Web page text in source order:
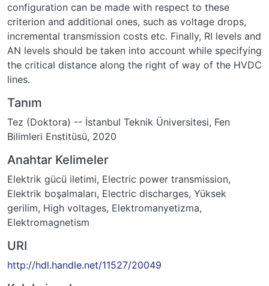
Tanım
Tez (Doktora) -- İstanbul Teknik Üniversitesi, Fen
Bilimleri Enstitüsü, 2020
Anahtar Kelimeler
Elektrik gücü iletimi, Electric power transmission,
Elektrik boşalmaları, Electric discharges, Yüksek
gerilim, High voltages, Elektromanyetizma,
Elektromagnetism
URI
http://hdl.handle.net/11527/20049